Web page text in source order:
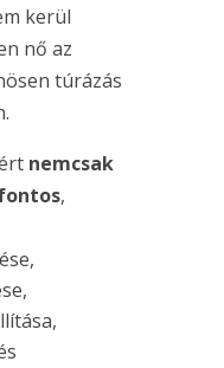
kerül
nő az
túrázás
nemcsak
,